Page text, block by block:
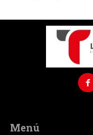
Menú